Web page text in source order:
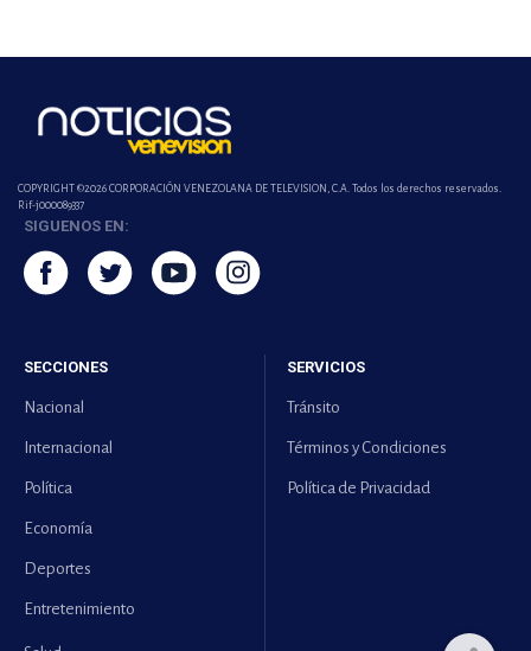
COPYRIGHT ©2026 CORPORACIÓN VENEZOLANA DE TELEVISION, C.A. Todos los derechos reservados.
Rif-j000089337
SIGUENOS EN:
SECCIONES
Nacional
Internacional
Política
Economía
Deportes
Entretenimiento
SERVICIOS
Tránsito
Términos y Condiciones
Política de Privacidad